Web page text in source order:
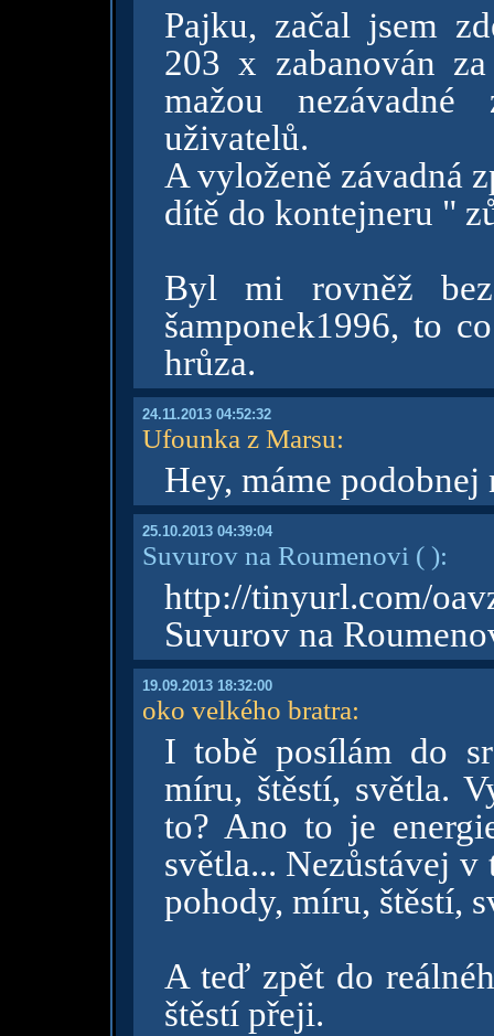
Pajku, začal jsem
203 x zabanován
mažou
uživatelů.
A vyloženě závadná
dítě do kontejneru "
Byl mi rovněž
šamponek1996, to
hrůza.
24.11.2013 04:52:32
Ufounka z Marsu:
Hey, máme
25.10.2013 04:39:04
Suvurov na Roumenovi ( ):
http://tinyurl.com/
Suvurov na
19.09.2013 18:32:00
oko velkého bratra:
I tobě posílám do
míru, štěstí, světla.
to? Ano to je
světla... Nezůstávej
pohody, míru, štěstí,
A teď zpět do
štěstí přeji.